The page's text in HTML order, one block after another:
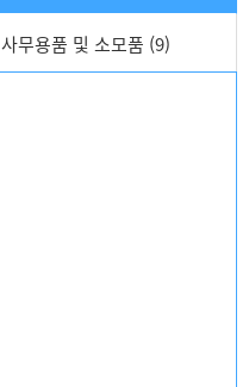
사무용품 및 소모품 (9)